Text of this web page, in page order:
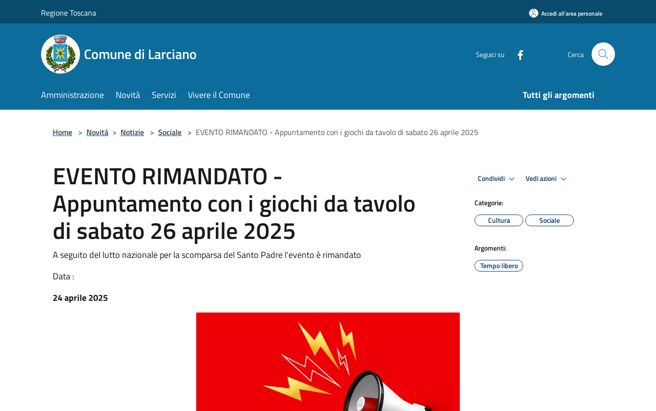
Regione Toscana Accedi all'area personale
Comune di Larciano Seguici su Cerca
Amministrazione Novità Servizi Vivere il Comune Tutti gli argomenti
Home > Novità > Notizie > Sociale > EVENTO RIMANDATO - Appuntamento con i giochi da tavolo di sabato 26 aprile 2025
EVENTO RIMANDATO -
Appuntamento con i giochi da tavolo
di sabato 26 aprile 2025
A seguito del lutto nazionale per la scomparsa del Santo Padre l'evento è rimandato
Data :
24 aprile 2025
Condividi Vedi azioni
Categorie:
Cultura
Sociale
Argomenti:
Tempo libero